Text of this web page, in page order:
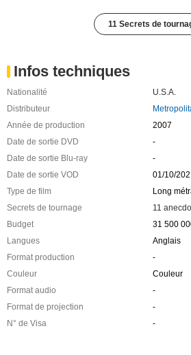
11 Secrets de
Infos techniques
Nationalité
U.S.A.
Distributeur
Année de production
2007
Date de sortie DVD
-
Date de sortie Blu-ray
-
Date de sortie VOD
01/10/
Type de film
Long
Secrets de tournage
11
Budget
31 500
Langues
Anglais
Format production
-
Couleur
Couleur
Format audio
-
Format de projection
-
N° de Visa
-